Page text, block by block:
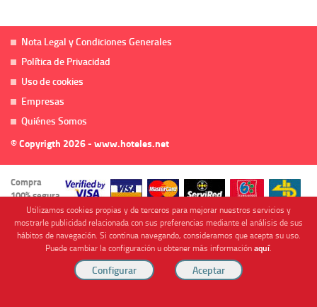
Nota Legal y Condiciones Generales
Política de Privacidad
Uso de cookies
Empresas
Quiénes Somos
© Copyrigth 2026 - www.hoteles.net
Compra
100% segura
Cofinanciado por
Utilizamos cookies propias y de terceros para mejorar nuestros servicios y
mostrarle publicidad relacionada con sus preferencias mediante el análisis de sus
hábitos de navegación. Si continua navegando, consideramos que acepta su uso.
Puede cambiar la configuración u obtener más informaciónaquí.